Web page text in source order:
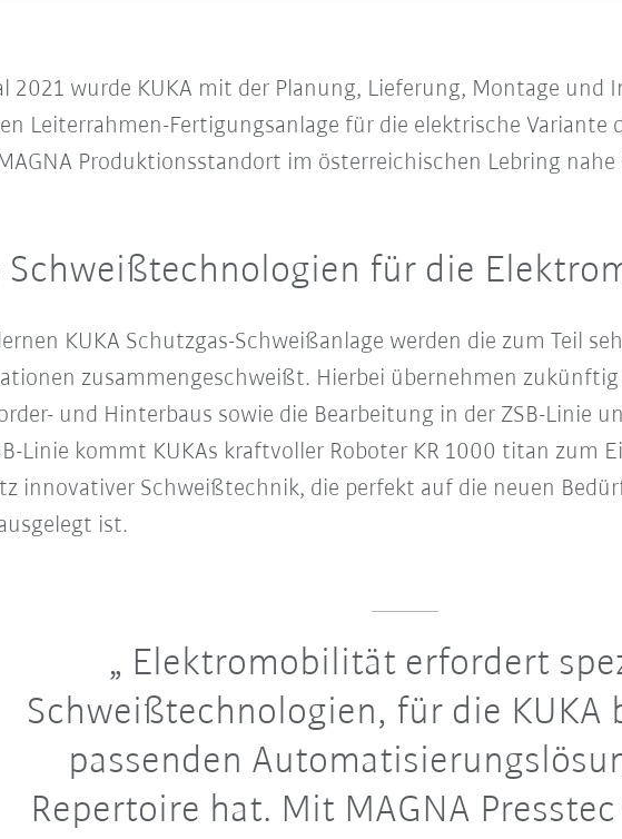
2021 wurde KUKA mit der Planung, Lieferung, Montage und
Leiterrahmen-Fertigungsanlage für die elektrische Variante
Produktionsstandort im österreichischen Lebring nahe
Schweißtechnologien für die
KUKA Schutzgas-Schweißanlage werden die zum Teil
zusammengeschweißt. Hierbei übernehmen zukünftig
und Hinterbaus sowie die Bearbeitung in der ZSB-Linie
Linie kommt KUKAs kraftvoller Roboter KR 1000 titan zum
innovativer Schweißtechnik, die perfekt auf die neuen
ist.
Elektromobilität erfordert
Schweißtechnologien, für die KUKA
passenden
Repertoire hat. Mit MAGNA